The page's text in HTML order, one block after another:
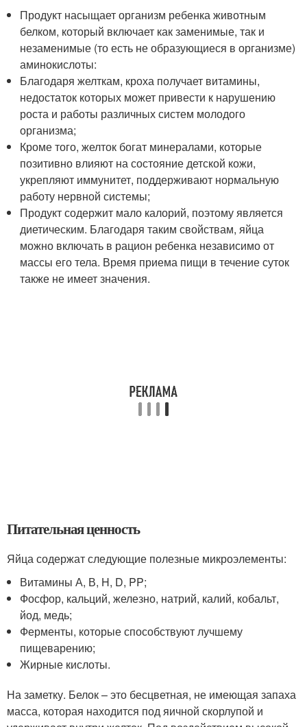
Продукт насыщает организм ребенка животным
белком, который включает как заменимые, так и
незаменимые (то есть не образующиеся в организме)
аминокислоты:
Благодаря желткам, кроха получает витамины,
недостаток которых может привести к нарушению
роста и работы различных систем молодого
организма;
Кроме того, желток богат минералами, которые
позитивно влияют на состояние детской кожи,
укрепляют иммунитет, поддерживают нормальную
работу нервной системы;
Продукт содержит мало калорий, поэтому является
диетическим. Благодаря таким свойствам, яйца
можно включать в рацион ребенка независимо от
массы его тела. Время приема пищи в течение суток
также не имеет значения.
Питательная ценность
Яйца содержат следующие полезные микроэлементы:
Витамины А, В, H, D, PP;
Фосфор, кальций, железно, натрий, калий, кобальт,
йод, медь;
Ферменты, которые способствуют лучшему
пищеварению;
Жирные кислоты.
На заметку. Белок – это бесцветная, не имеющая запаха
масса, которая находится под яичной скорлупой и